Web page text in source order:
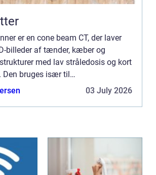
er en cone beam CT, der laver
billeder af tænder, kæber og
med lav stråledosis og kort
Den bruges især til
visdomstænd...03 July 2026